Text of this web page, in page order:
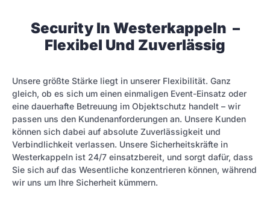
Security In Westerkappeln –
Flexibel Und Zuverlässig
Unsere größte Stärke liegt in unserer Flexibilität. Ganz
gleich, ob es sich um einen einmaligen Event-Einsatz oder
eine dauerhafte Betreuung im Objektschutz handelt – wir
passen uns den Kundenanforderungen an. Unsere Kunden
können sich dabei auf absolute Zuverlässigkeit und
Verbindlichkeit verlassen. Unsere Sicherheitskräfte in
Westerkappeln ist 24/7 einsatzbereit, und sorgt dafür, dass
Sie sich auf das Wesentliche konzentrieren können, während
wir uns um Ihre Sicherheit kümmern.